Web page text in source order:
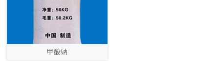
甲酸钠